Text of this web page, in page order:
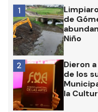
de
Niño
1
Dieron
de los
la
2